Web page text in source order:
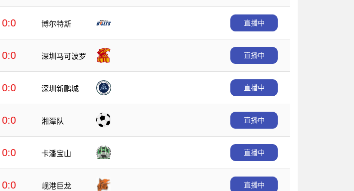
0:0 博尔特斯 直播中
0:0 深圳马可波罗 直播中
0:0 深圳新鹏城 直播中
0:0 湘潭队 直播中
0:0 卡潘宝山 直播中
0:0 岘港巨龙 直播中